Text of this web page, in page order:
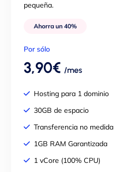
pequeña.
Ahorra un 40%
Por sólo
3,90€ /mes
Hosting para 1 dominio
30GB de espacio
Transferencia no medida
1GB RAM Garantizada
1 vCore (100% CPU)